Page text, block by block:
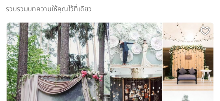
รวบรวมบทความให้คุณไว้ที่เดียว